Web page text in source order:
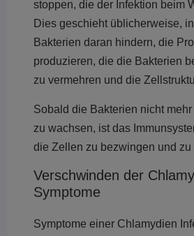
stoppen, die der Infektion beim
Dies geschieht üblicherweise,
Bakterien daran hindern, die
produzieren, die die Bakterien
zu vermehren und die
Sobald die Bakterien nicht
zu wachsen, ist das
die Zellen zu bezwingen und zu
Verschwinden der
Symptome
Symptome einer Chlamydien